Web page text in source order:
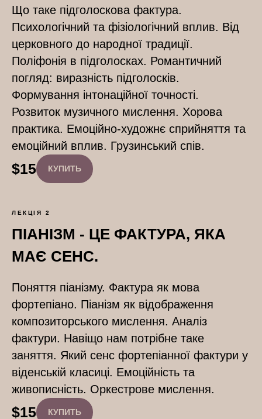
Що таке підголоскова фактура.
Психологічний та фізіологічний вплив. Від
церковного до народної традиції.
Поліфонія в підголосках. Романтичний
погляд: виразність підголосків.
Формування інтонаційної точності.
Розвиток музичного мислення. Хорова
практика. Емоційно-художнє сприйняття та
емоційний вплив. Грузинський спів.
$15 КУПИТЬ
ЛЕКЦІЯ 2
ПІАНІЗМ - ЦЕ ФАКТУРА, ЯКА
МАЄ СЕНС.
Поняття піанізму. Фактура як мова
фортепіано. Піанізм як відображення
композиторського мислення. Аналіз
фактури. Навіщо нам потрібне таке
заняття. Який сенс фортепіанної фактури у
віденській класиці. Емоційність та
живописність. Оркестрове мислення.
$15 КУПИТЬ